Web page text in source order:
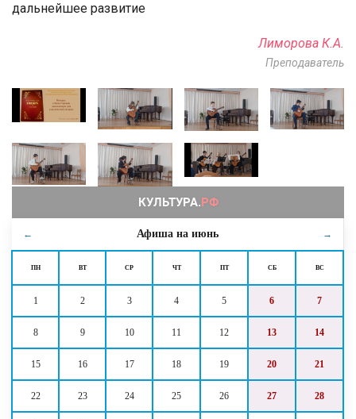
← Афиша на июнь →
ПН ВТ СР ЧТ ПТ СБ ВС
1 2 3 4 5 6 7
8 9 10 11 12 13 14
15 16 17 18 19 20 21
22 23 24 25 26 27 28
дальнейшее развитие
Лиморова К.А.
Преподаватель